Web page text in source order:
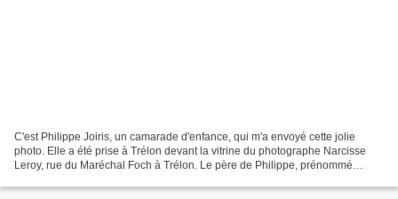
C'est Philippe Joiris, un camarade d'enfance, qui m'a envoyé cette jolie
photo. Elle a été prise à Trélon devant la vitrine du photographe Narcisse
Leroy, rue du Maréchal Foch à Trélon. Le père de Philippe, prénommé